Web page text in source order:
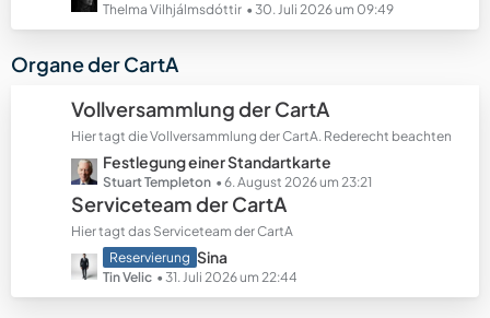
ä
e
e
e
t
r
ä
g
e
e
t
t
e
B
e
i
t
r
ä
g
e
Thelma Vilhjálmsdóttir 30. Juli 2026 um 09:49
Organe der CartA
Vollversammlung der CartA
Hier tagt die Vollversammlung der CartA. Rederecht beachten
L
e
t
z
t
e
B
Festlegung einer Standartkarte
Stuart Templeton 6. August 2026 um 23:21
Serviceteam der CartA
Hier tagt das Serviceteam der CartA
L
e
t
Reservierung Sina
Tin Velic 31. Juli 2026 um 22:44